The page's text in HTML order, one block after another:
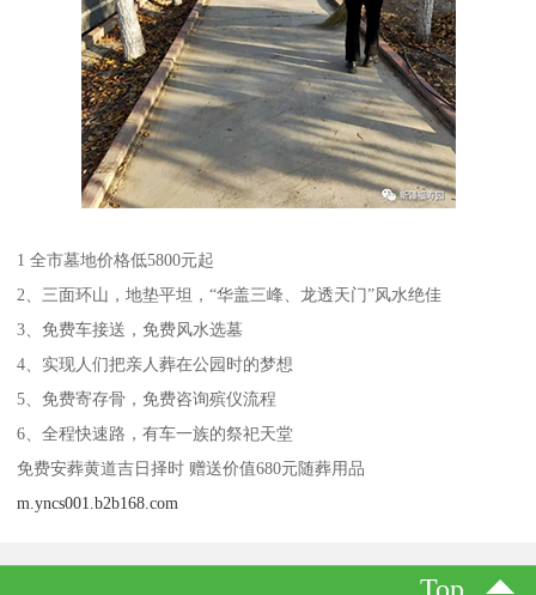
1 全市墓地价格低5800元起
2、三面环山，地垫平坦，“华盖三峰、龙透天门”风水绝佳
3、免费车接送，免费风水选墓
4、实现人们把亲人葬在公园时的梦想
5、免费寄存骨，免费咨询殡仪流程
6、全程快速路，有车一族的祭祀天堂
免费安葬黄道吉日择时 赠送价值680元随葬用品
m.yncs001.b2b168.com